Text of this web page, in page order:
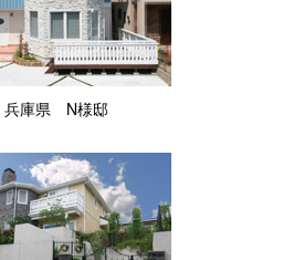
兵庫県 N様邸